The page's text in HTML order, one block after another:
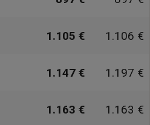
1.105 € 1.106 €
1.147 € 1.197 €
1.163 € 1.163 €